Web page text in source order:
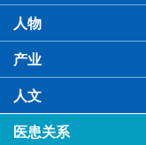
人物
产业
人文
医患关系